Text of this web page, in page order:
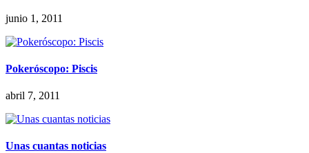
junio 1, 2011
Pokeróscopo: Piscis
abril 7, 2011
Unas cuantas noticias